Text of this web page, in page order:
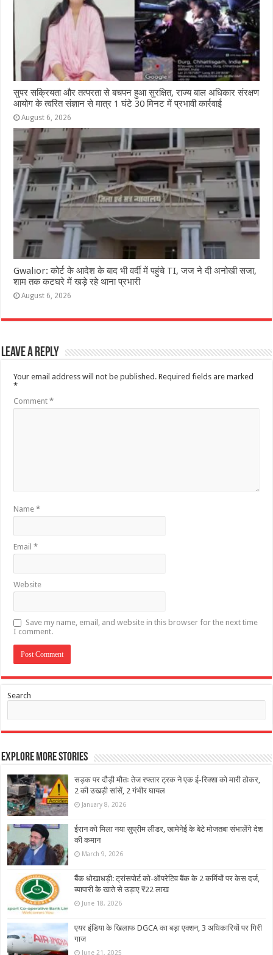
सुपर सक्रियता और तत्परता से बचपन हुआ सुरक्षित, राज्य बाल अधिकार संरक्षण
आयोग के त्वरित संज्ञान से मात्र 1 घंटे 30 मिनट में प्रभावी कार्रवाई
August 6, 2026
Gwalior: कोर्ट के आदेश के बाद भी वर्दी में पहुंचे TI, जज ने दी अनोखी सजा,
शाम तक कटघरे में खड़े रहे थाना प्रभारी
August 6, 2026
Leave a Reply
Your email address will not be published. Required fields are marked
*
Comment*
Name*
Email*
Website
Save my name, email, and website in this browser for the next time
I comment.
Search
Explore More Stories
सड़क पर दौड़ी मौतः तेज रफ्तार ट्रक ने एक ई-रिक्शा को मारी ठोकर,
2 की उखड़ी सांसें, 2 गंभीर घायल
January 8, 2026
ईरान को मिला नया सुप्रीम लीडर, खामेनेई के बेटे मोजतबा संभालेंगे देश
की कमान
March 9, 2026
बैंक धोखाधड़ी: ट्रांसपोर्ट को-ऑपरेटिव बैंक के 2 कर्मियों पर केस दर्ज,
व्यापारी के खाते से उड़ाए ₹22 लाख
June 18, 2026
एयर इंडिया के खिलाफ DGCA का बड़ा एक्शन, 3 अधिकारियों पर गिरी
गाज
June 21, 2025